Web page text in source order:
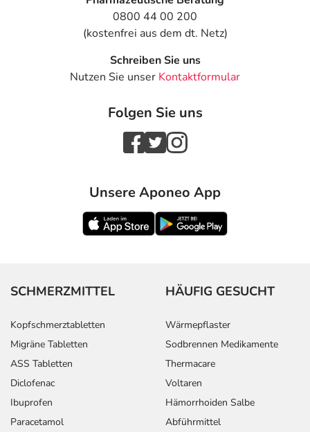
0800 44 00 200
(kostenfrei aus dem dt. Netz)
Schreiben Sie uns
Nutzen Sie unser Kontaktformular
Folgen Sie uns
Unsere Aponeo App
SCHMERZMITTEL
Kopfschmerztabletten
Migräne Tabletten
ASS Tabletten
Diclofenac
Ibuprofen
Paracetamol
HÄUFIG GESUCHT
Wärmepflaster
Sodbrennen Medikamente
Thermacare
Voltaren
Hämorrhoiden Salbe
Abführmittel